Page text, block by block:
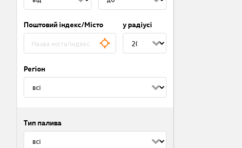
Поштовий індекс/Місто у радіусі
Регіон
Тип палива